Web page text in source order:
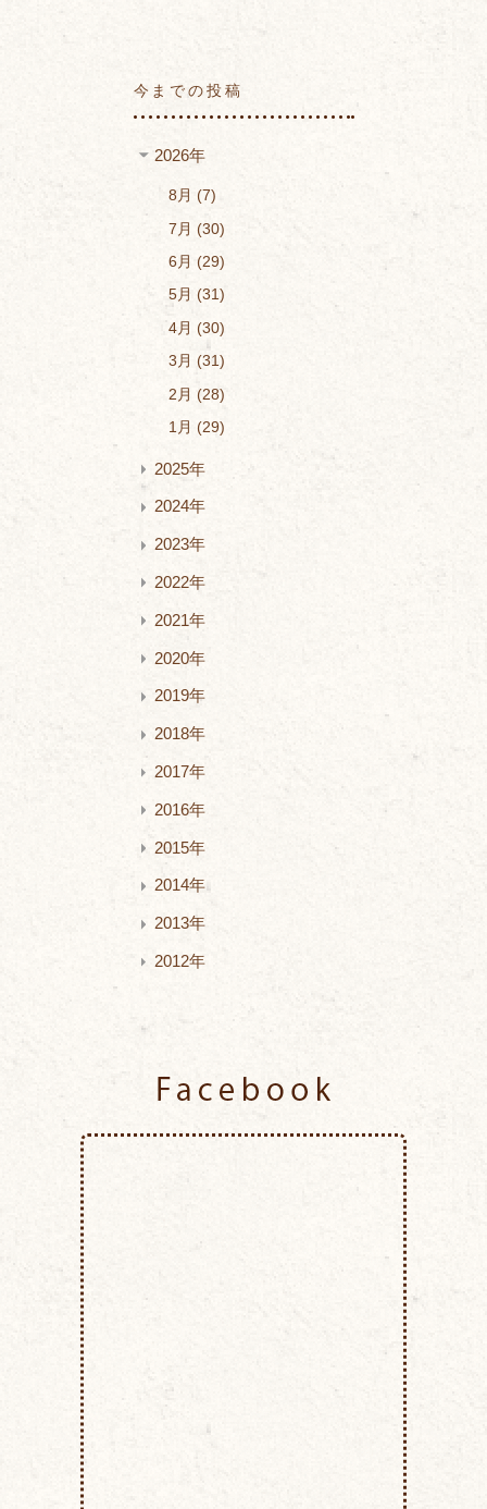
今までの投稿
2026年
8月
7
7月
30
6月
29
5月
31
4月
30
3月
31
2月
28
1月
29
2025年
2024年
2023年
2022年
2021年
2020年
2019年
2018年
2017年
2016年
2015年
2014年
2013年
2012年